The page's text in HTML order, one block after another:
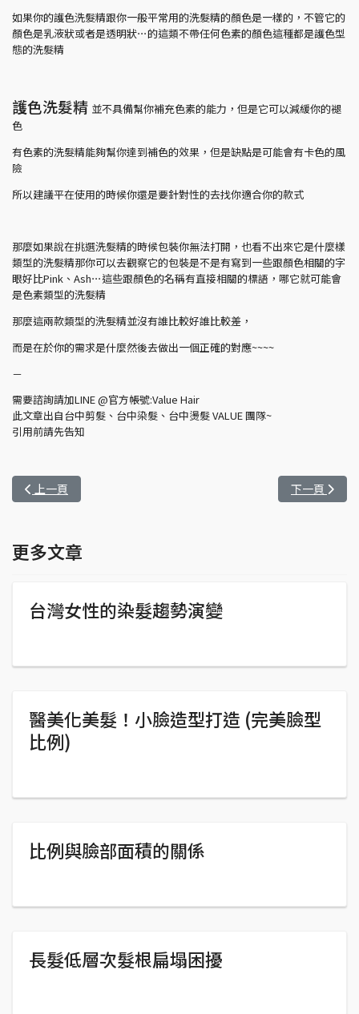
如果你的護色洗髮精跟你一般平常用的洗髮精的顏色是一樣的，不管它的
顏色是乳液狀或者是透明狀⋯的這類不帶任何色素的顏色這種都是護色型
態的洗髮精
護色洗髮精 並不具備幫你補充色素的能力，但是它可以減緩你的褪
色
有色素的洗髮精能夠幫你達到補色的效果，但是缺點是可能會有卡色的風
險
所以建議平在使用的時候你還是要針對性的去找你適合你的款式
那麼如果說在挑選洗髮精的時候包裝你無法打開，也看不出來它是什麼樣
類型的洗髮精那你可以去觀察它的包裝是不是有寫到一些跟顏色相關的字
眼好比Pink、Ash⋯這些跟顏色的名稱有直接相關的標語，哪它就可能會
是色素類型的洗髮精
那麼這兩款類型的洗髮精並沒有誰比較好誰比較差，
而是在於你的需求是什麼然後去做出一個正確的對應~~~~
－
需要諮詢請加LINE @官方帳號:Value Hair
此文章出自台中剪髮、台中染髮、台中燙髮 VALUE 團隊~
引用前請先告知
上一篇文章: 【台中燙髮、台中染髮造型團隊】染髮與燙髮後為什
上一頁 下一篇文章:
下一頁
更多文章
台灣女性的染髮趨勢演變
醫美化美髮！小臉造型打造 (完美臉型
比例)
比例與臉部面積的關係
長髮低層次髮根扁塌困擾